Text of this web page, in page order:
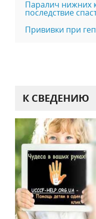
Паралич нижних
последствие
Прививки при
К СВЕДЕНИЮ